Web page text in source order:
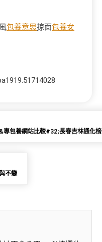
包養意思掠面包養女
專包養網站比較#32;長春吉林通化
不變